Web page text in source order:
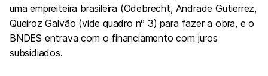
uma empreiteira brasileira (Odebrecht, Andrade Gutierrez,
Queiroz Galvão (vide quadro nº 3) para fazer a obra, e o
BNDES entrava com o financiamento com juros
subsidiados.